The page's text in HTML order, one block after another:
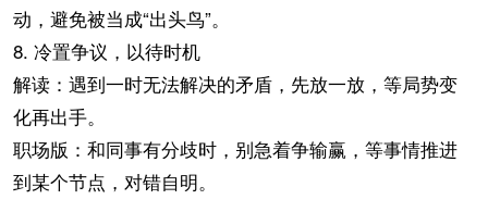
动，避免被当成“出头鸟”。
8. 冷置争议，以待时机
解读：遇到一时无法解决的矛盾，先放一放，等局势变
化再出手。
职场版：和同事有分歧时，别急着争输赢，等事情推进
到某个节点，对错自明。